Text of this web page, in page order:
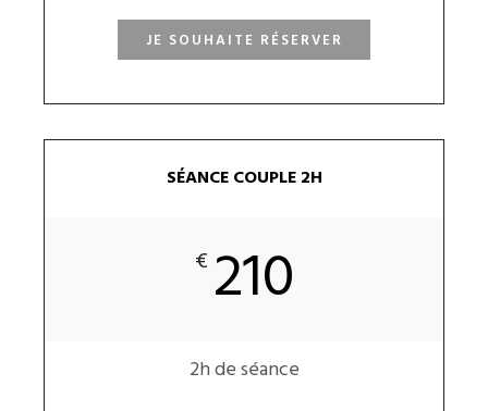
JE SOUHAITE RÉSERVER
SÉANCE COUPLE 2H
€ 210
2h de séance